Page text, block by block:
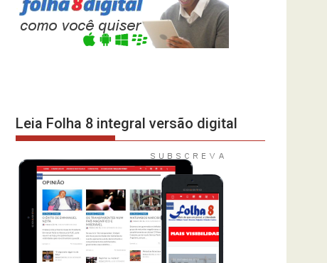
Leia Folha 8 integral versão digital